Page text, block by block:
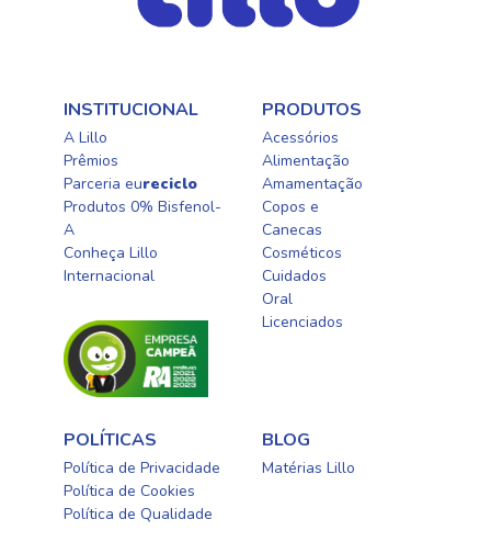
INSTITUCIONAL
A Lillo
Prêmios
Parceria eureciclo
Produtos 0% Bisfenol-
A
Conheça Lillo
Internacional
PRODUTOS
Acessórios
Alimentação
Amamentação
Copos e
Canecas
Cosméticos
Cuidados
Oral​
Licenciados​
POLÍTICAS
Política de Privacidade
Política de Cookies
Política de Qualidade
BLOG
Matérias Lillo